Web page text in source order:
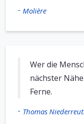
- Molière
Wer die
nächster
Ferne.
- Thomas